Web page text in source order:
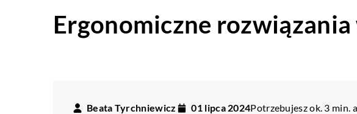
Ergonomiczne rozwiązania
Beata Tyrchniewicz 01 lipca 2024Potrzebujesz ok. 3 min.